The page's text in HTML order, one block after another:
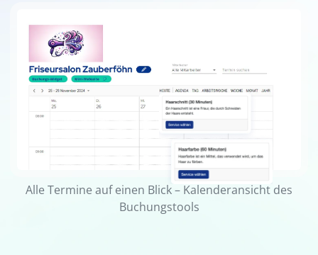
Alle Termine auf einen Blick – Kalenderansicht des
Buchungstools